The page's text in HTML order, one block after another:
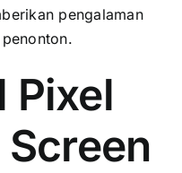
pengalaman
Pixel
Screen